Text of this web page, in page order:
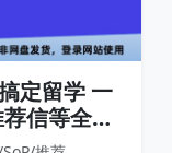
留学 一
信等全套